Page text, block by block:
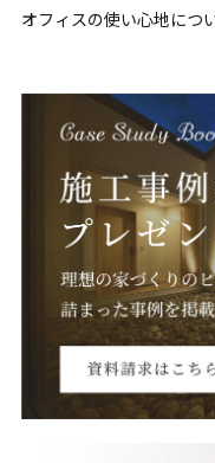
オフィスの使い心地につ